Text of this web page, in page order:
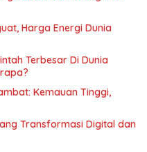
Harga Energi Dunia
Terbesar Di Dunia
Kemauan Tinggi,
Transformasi Digital dan